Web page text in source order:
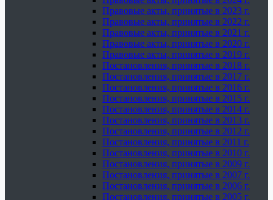
Правовые акты, принятые в 2023 г.
Правовые акты, принятые в 2022 г.
Правовые акты, принятые в 2021 г.
Правовые акты, принятые в 2020 г.
Правовые акты, принятые в 2019 г.
Постановления, принятые в 2018 г.
Постановления, принятые в 2017 г.
Постановления, принятые в 2016 г.
Постановления, принятые в 2015 г.
Постановления, принятые в 2014 г.
Постановления, принятые в 2013 г.
Постановления, принятые в 2012 г.
Постановления, принятые в 2011 г.
Постановления, принятые в 2010 г.
Постановления, принятые в 2009 г.
Постановления, принятые в 2007 г.
Постановления, принятые в 2006 г.
Постановления, принятые в 2005 г.